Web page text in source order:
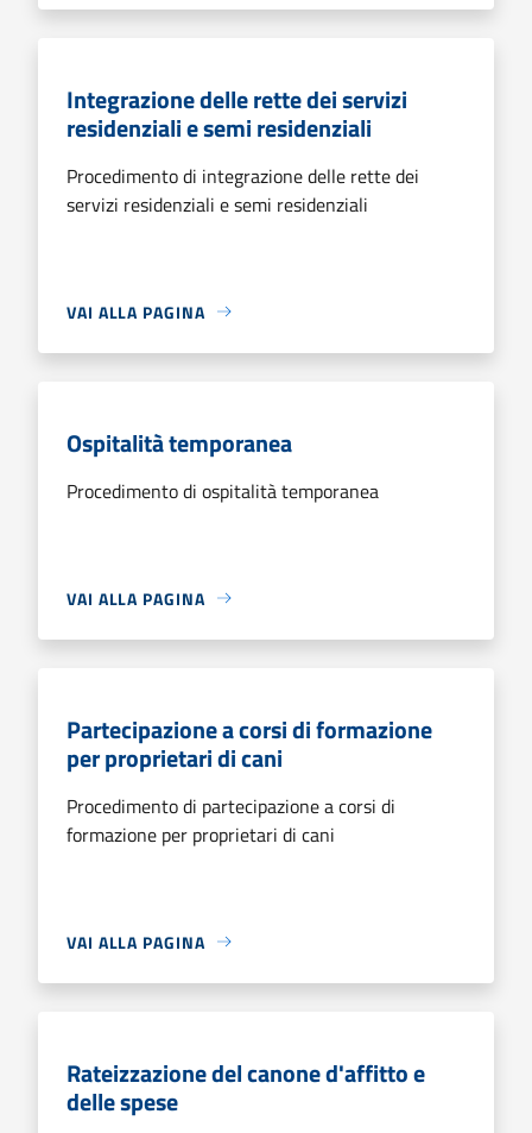
Integrazione delle rette dei servizi
residenziali e semi residenziali
Procedimento di integrazione delle rette dei
servizi residenziali e semi residenziali
VAI ALLA PAGINA
Ospitalità temporanea
Procedimento di ospitalità temporanea
VAI ALLA PAGINA
Partecipazione a corsi di formazione
per proprietari di cani
Procedimento di partecipazione a corsi di
formazione per proprietari di cani
VAI ALLA PAGINA
Rateizzazione del canone d'affitto e
delle spese